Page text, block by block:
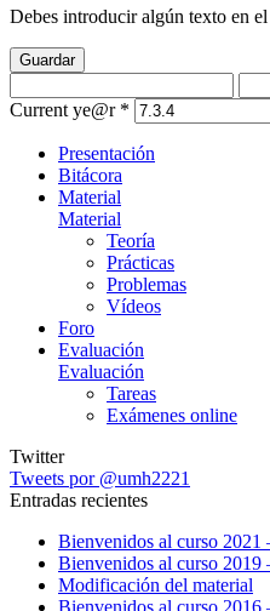
Debes introducir algún texto en
Guardar
Current ye@r *
Presentación
Bitácora
Material
Material
Teoría
Prácticas
Problemas
Vídeos
Foro
Evaluación
Evaluación
Tareas
Exámenes online
Twitter
Tweets por @umh2221
Entradas recientes
Bienvenidos al curso 2021
Bienvenidos al curso 2019
Modificación del material